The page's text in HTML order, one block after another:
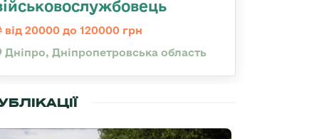
від 20000 до 120000 грн
Дніпро, Дніпропетровська область